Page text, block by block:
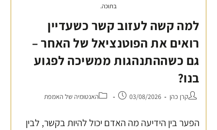
בתוכה.
למה קשה לעזוב קשר כשעדיין
רואים את הפוטנציאל של האחר –
גם כשההתנהגות ממשיכה לפגוע
בנו?
קרן כהן 03/08/2026 האנטומיה של האמפת
הפער בין הידיעה מה האדם יכול להיות בקשר, לבין